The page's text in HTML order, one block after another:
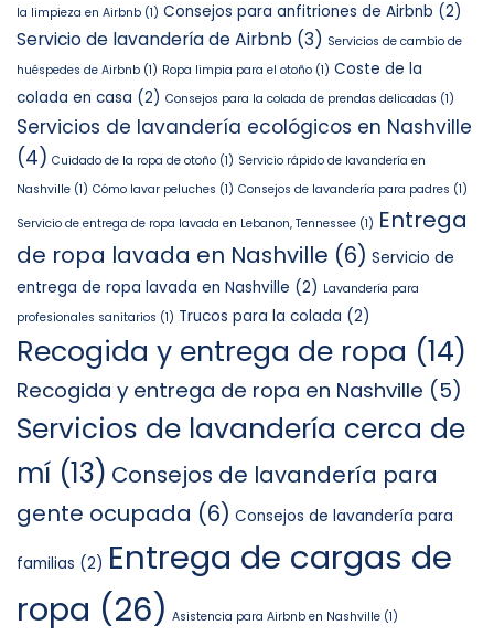
la limpieza en Airbnb (1) Consejos para anfitriones de Airbnb (2)
Servicio de lavandería de Airbnb (3) Servicios de cambio de
huéspedes de Airbnb (1) Ropa limpia para el otoño (1) Coste de la
colada en casa (2) Consejos para la colada de prendas delicadas (1)
Servicios de lavandería ecológicos en Nashville
(4) Cuidado de la ropa de otoño (1) Servicio rápido de lavandería en
Nashville (1) Cómo lavar peluches (1) Consejos de lavandería para padres (1)
Servicio de entrega de ropa lavada en Lebanon, Tennessee (1) Entrega
de ropa lavada en Nashville (6) Servicio de
entrega de ropa lavada en Nashville (2) Lavandería para
profesionales sanitarios (1) Trucos para la colada (2)
Recogida y entrega de ropa (14)
Recogida y entrega de ropa en Nashville (5)
Servicios de lavandería cerca de
mí (13) Consejos de lavandería para
gente ocupada (6) Consejos de lavandería para
familias (2) Entrega de cargas de
ropa (26) Asistencia para Airbnb en Nashville (1)